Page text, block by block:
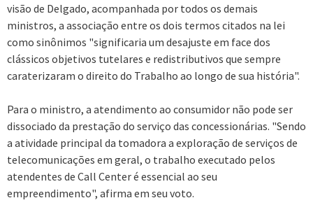
visão de Delgado, acompanhada por todos os demais
ministros, a associação entre os dois termos citados na lei
como sinônimos "significaria um desajuste em face dos
clássicos objetivos tutelares e redistributivos que sempre
caraterizaram o direito do Trabalho ao longo de sua história".
Para o ministro, a atendimento ao consumidor não pode ser
dissociado da prestação do serviço das concessionárias. "Sendo
a atividade principal da tomadora a exploração de serviços de
telecomunicações em geral, o trabalho executado pelos
atendentes de Call Center é essencial ao seu
empreendimento", afirma em seu voto.